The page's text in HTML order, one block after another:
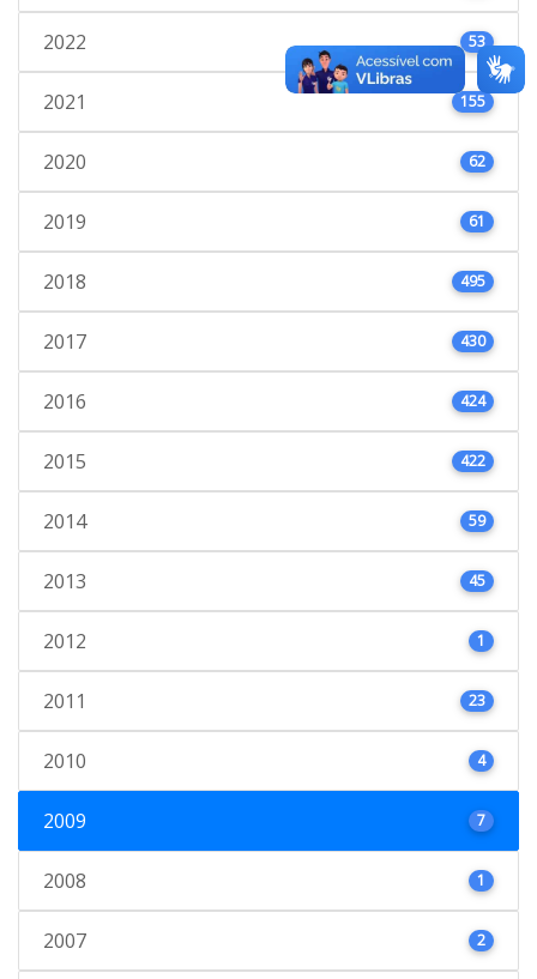
2022 53
2021 155
2020 62
2019 61
2018 495
2017 430
2016 424
2015 422
2014 59
2013 45
2012 1
2011 23
2010 4
2009 7
2008 1
2007 2